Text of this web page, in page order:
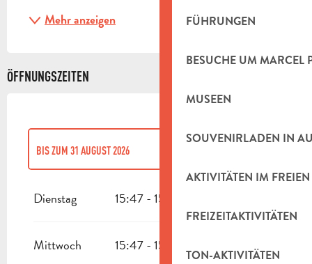
FÜHRUNGEN
BESUCHE UM MARCEL
MUSEEN
SOUVENIRLADEN IN
AKTIVITÄTEN IM FREIEN
FREIZEITAKTIVITÄTEN
TON-AKTIVITÄTEN
Mehr anzeigen
ÖFFNUNGSZEITEN
BIS ZUM 31 AUGUST 2026
VOM
Dienstag 15:47 - 15:47
Mittwoch 15:47 - 15:47